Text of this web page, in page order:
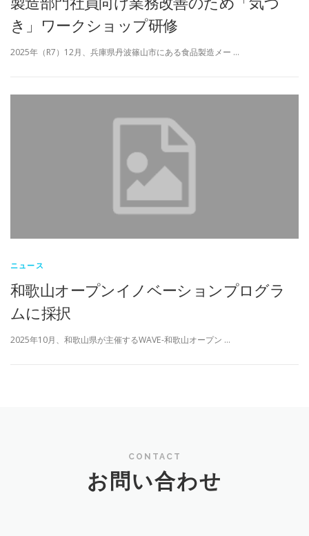
き」ワークショップ研修
2025年（R7）12月、兵庫県丹波篠山市にある食品製造メー …
ニュース
和歌山オープンイノベーションプログラ
ムに採択
2025年10月、和歌山県が主催するWAVE-和歌山オープン …
CONTACT
お問い合わせ